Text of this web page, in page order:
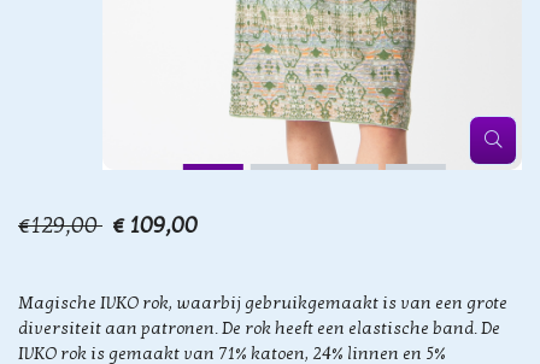
€129,00 € 109,00
Magische IVKO rok, waarbij gebruikgemaakt is van een grote
diversiteit aan patronen. De rok heeft een elastische band. De
IVKO rok is gemaakt van 71% katoen, 24% linnen en 5%